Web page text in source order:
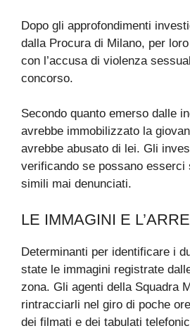
Dopo gli approfondimenti
dalla Procura di Milano, per
con l’accusa di violenza
concorso.
Secondo quanto emerso dalle
avrebbe immobilizzato la
avrebbe abusato di lei. Gli
verificando se possano esserci
simili mai denunciati.
LE IMMAGINI E
Determinanti per identificare i
state le immagini registrate
zona. Gli agenti della Squadra
rintracciarli nel giro di poche
dei filmati e dei tabulati